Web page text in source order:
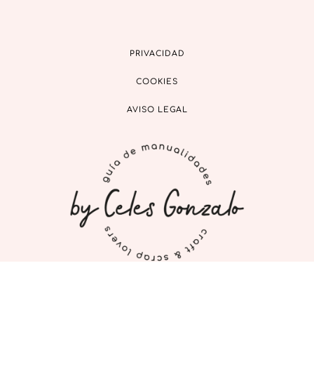
PRIVACIDAD
COOKIES
AVISO LEGAL